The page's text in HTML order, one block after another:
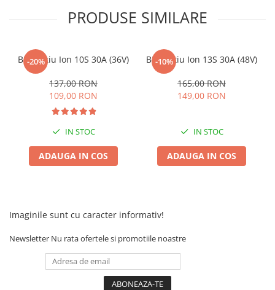
Incarcatoare
Biciclete Electrice
Pliabila
Tip Scuter
Ztech
Acumulatori
PRODUSE SIMILARE
-20%
BMS Litiu Ion 10S 30A (36V)
137,00 RON
109,00 RON
IN STOC
ADAUGA IN COS
-10%
BMS Litiu Ion 13S 30A (48V)
165,00 RON
149,00 RON
IN STOC
ADAUGA IN COS
Imaginile sunt cu caracter informativ!
Newsletter Nu rata ofertele si promotiile noastre